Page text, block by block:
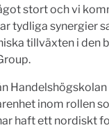
stort och vi
tydliga synergier
tillväxten i den
inom rollen
haft ett nordiskt